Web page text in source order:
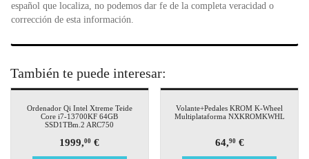
español que localiza, no podemos dar fe de la completa veracidad o
corrección de esta información.
También te puede interesar:
Ordenador Qi Intel Xtreme Teide
Core i7-13700KF 64GB
SSD1TBm.2 ARC750
1999,00 €
Volante+Pedales KROM K-Wheel
Multiplataforma NXKROMKWHL
64,90€